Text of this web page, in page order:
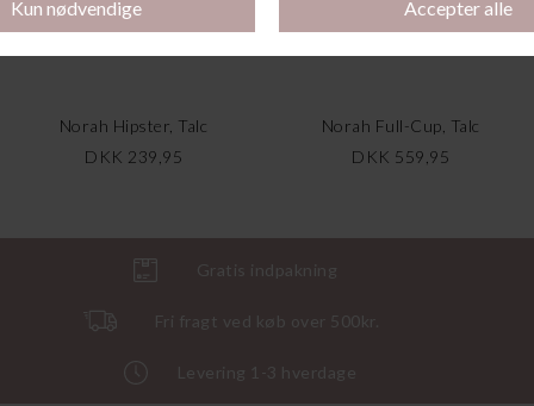
Norah Hipster, Talc
DKK 239,95
Norah Full-Cup, Talc
DKK 559,95
Gratis indpakning
Fri fragt ved køb over 500kr.
Levering 1-3 hverdage